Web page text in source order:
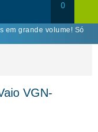
0
em grande volume! Só
VGN-